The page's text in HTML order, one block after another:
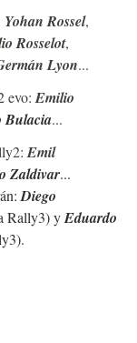
Yohan Rossel,
Rosselot,
Lyon...
evo: Emilio
Bulacia...
Emil
Zaldivar...
Diego
Rally3) y Eduardo